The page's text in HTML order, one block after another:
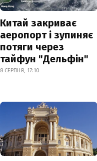
Китай закриває
аеропорт і зупиняє
потяги через
тайфун "Дельфін"
8 СЕРПНЯ, 17:10